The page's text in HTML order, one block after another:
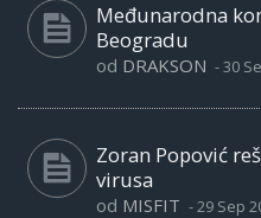
Međunarodna
Beogradu
od DRAKSON -30
Zoran Popović
virusa
od MISFIT -29 Sep